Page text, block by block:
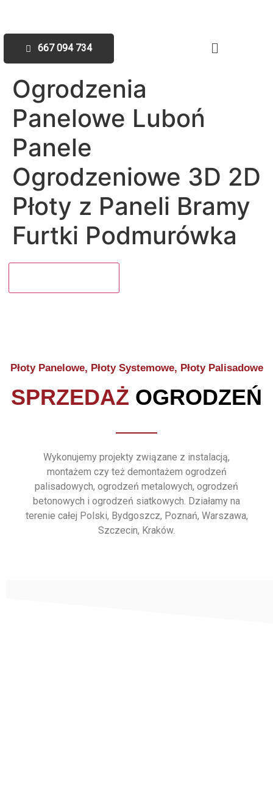
667 094 734
Ogrodzenia
Panelowe Luboń
Panele
Ogrodzeniowe 3D 2D
Płoty z Paneli Bramy
Furtki Podmurówka
Płoty Panelowe, Płoty Systemowe, Płoty Palisadowe
SPRZEDAŻ OGRODZEŃ
Wykonujemy projekty związane z instalacją,
montażem czy też demontażem ogrodzeń
palisadowych, ogrodzeń metalowych, ogrodzeń
betonowych i ogrodzeń siatkowych. Działamy na
terenie całej Polski, Bydgoszcz, Poznań, Warszawa,
Szczecin, Kraków.